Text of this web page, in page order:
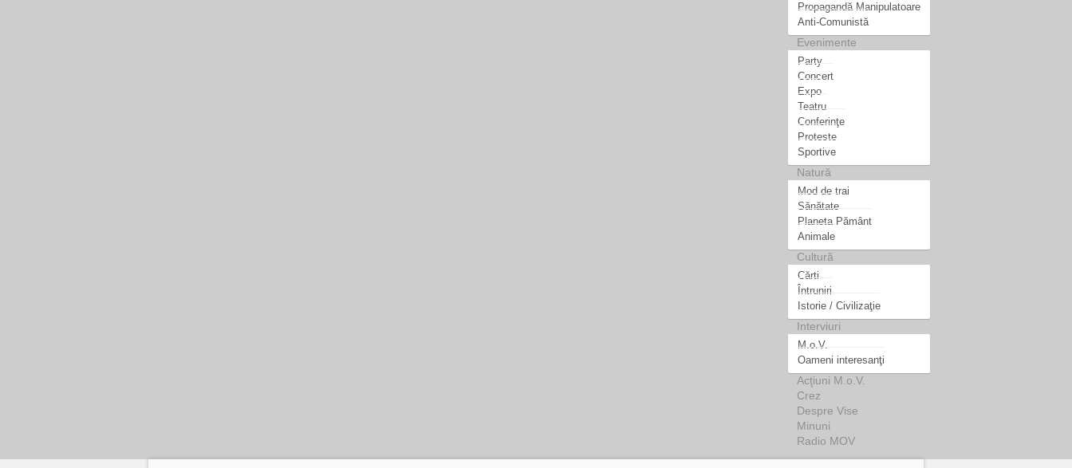
Propagandă Manipulatoare
Anti-Comunistă
Evenimente
Party
Concert
Expo
Teatru
Conferinţe
Proteste
Sportive
Natură
Mod de trai
Sănătate
Planeta Pământ
Animale
Cultură
Cărti
Întruniri
Istorie / Civilizaţie
Interviuri
M.o.V.
Oameni interesanţi
Acţiuni M.o.V.
Crez
Despre Vise
Minuni
Radio MOV